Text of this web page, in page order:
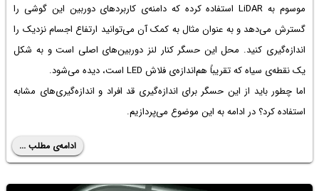
موسوم به LiDAR استفاده کرده که دامنه‌ی کاربردهای دوربین این گوشی را
گسترش می‌دهد و به عنوان مثال به کمک آن می‌توانید ارتفاع اجسام نزدیک را
اندازه‌گیری کنید. محل این حسگر کنار لنز دوربین‌های اصلی است و به شکل
یک نقطه‌ی سیاه که تقریباً هم‌اندازه‌ی فلاش LED است، دیده می‌شود.
اما چطور باید از این حسگر برای اندازه‌گیری قد افراد و اندازه‌گیری‌های مشابه
استفاده کرد؟ در ادامه به این موضوع می‌پردازیم.
ادامه‌ی مطلب ...